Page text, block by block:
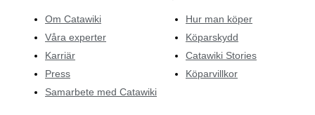
Om Catawiki
Våra experter
Karriär
Press
Samarbete med Catawiki
Hur man köper
Köparskydd
Catawiki Stories
Köparvillkor